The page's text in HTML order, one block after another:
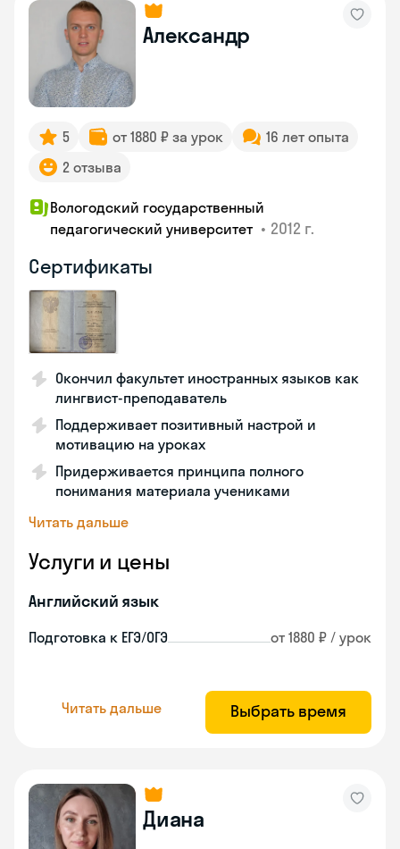
Александр
5 от 1880 ₽ за урок
16 лет опыта
2 отзыва
Вологодский государственный
педагогический университет • 2012 г.
Сертификаты
Окончил факультет иностранных языков как
лингвист-преподаватель
Поддерживает позитивный настрой и
мотивацию на уроках
Придерживается принципа полного
понимания материала учениками
Читать дальше
Услуги и цены
Английский язык
Подготовка к ЕГЭ/ОГЭ от 1880 ₽ / урок
Читать дальше Выбрать время
Диана